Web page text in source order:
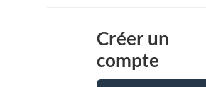
Créer un
compte